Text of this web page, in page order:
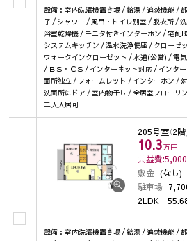
設備：室内洗濯機置き場 / 給湯 / 追焚機能 /
子 / シャワー / 風呂・トイレ別室 / 脱衣所 /
浴室乾燥機 / モニタ付きインターホン / 宅配
システムキッチン / 温水洗浄便座 / クローゼ
ウォークインクローゼット / 水道(公営) / 電
/ ＢＳ・ＣＳ / インターネット対応 / インタ
面所独立 / ウォームレット / インターホン /
洗面所にドア / 室内物干し / 全居室フローリ
二人入居可
205号室（2
10.3万円
共益費:5,000
敷金 (なし)
駐車場
2LDK
設備：室内洗濯機置き場 / 給湯 / 追焚機能 /